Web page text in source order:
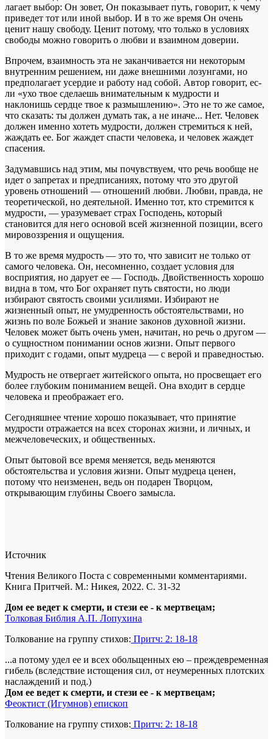
лагает выбор: Он зовет, Он показывает путь, говорит, к чему
приведет тот или иной выбор. И в то же время Он очень
ценит нашу свободу. Ценит потому, что только в условиях
свободы можно говорить о любви и взаимном доверии.
Впрочем, взаимность эта не заканчивает­ся ни некоторым
внутренним решением, ни даже внешними лозунгами, но
предполагает усердие и работу над собой. Автор говорит, ес­
ли «ухо твое сделаешь внимательным к муд­рости и
наклонишь сердце твое к размыш­лению». Это не то же самое,
что сказать: ты должен думать так, а не иначе... Нет. Человек
должен именно хотеть мудрости, должен стре­миться к ней,
жаждать ее. Бог жаждет спасти человека, и человек жаждет
спасения.
Задумавшись над этим, мы почувствуем, что речь вообще не
идет о запретах и предпи­саниях, потому что это другой
уровень отно­шений — отношений любви. Любви, правда, не
теоретической, но деятельной. Именно тот, кто стремится к
мудрости, — уразумевает страх Господень, который
становится для него осно­вой всей жизненной позиции, всего
мировоз­зрения и ощущения.
В то же время мудрость — это то, что за­висит не только от
самого человека. Он, несо­мненно, создает условия для
восприятия, но дарует ее — Господь. Двойственность хорошо
видна в том, что Бог охраняет путь святости, но люди
избирают святость своими усилиями. Из­бирают не
жизненный опыт, не умудренность обстоятельствами, но
жизнь по воле Божьей и знание законов духовной жизни.
Человек мо­жет быть очень умен, начитан, но речь о дру­гом —
о сущностном понимании основ жизни. Опыт первого
приходит с годами, опыт мудре­ца — с верой и праведностью.
Мудрость не отвергает житейского опыта, но просвещает его
более глубоким понимани­ем вещей. Она входит в сердце
человека и пре­ображает его.
Сегодняшнее чтение хорошо показывает, что принятие
мудрости отражается на всех сто­ронах жизни, и личных, и
межчеловеческих, и общественных.
Опыт бытовой все время меняется, ведь ме­няются
обстоятельства и условия жизни. Опыт мудреца ценен,
потому что неизменен, ведь он подарен Творцом,
открывающим глубины Сво­его замысла.
Источник
Чтения Великого Поста с современными комментариями.
Книга Притчей. М.: Никея, 2022. С. 31-32
Дом ее ведет к смерти, и стези ее - к мертвецам;
Толковая Библия А.П. Лопухина
Толкование на группу стихов: Притч: 2: 18-18
...а потому удел ее и всех обольщенных ею – преждевременная
гибель (вследствие истощения сил, от неумеренных плотских
наслаждений и под.)
Дом ее ведет к смерти, и стези ее - к мертвецам;
Феоктист (Игумнов) епископ
Толкование на группу стихов: Притч: 2: 18-18